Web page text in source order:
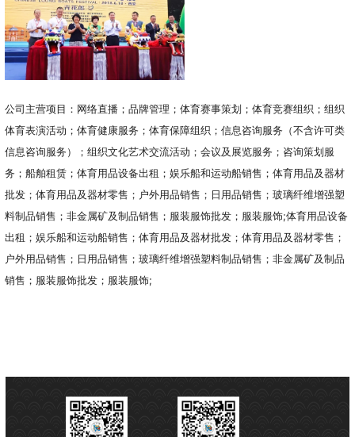
公司主营项目：网络直播；品牌管理；体育赛事策划；体育竞赛组织；组织
体育表演活动；体育健康服务；体育保障组织；信息咨询服务（不含许可类
信息咨询服务）；组织文化艺术交流活动；会议及展览服务；咨询策划服
务；船舶租赁；体育用品设备出租；娱乐船和运动船销售；体育用品及器材
批发；体育用品及器材零售；户外用品销售；日用品销售；玻璃纤维增强塑
料制品销售；非金属矿及制品销售；服装服饰批发；服装服饰;体育用品设备
出租；娱乐船和运动船销售；体育用品及器材批发；体育用品及器材零售；
户外用品销售；日用品销售；玻璃纤维增强塑料制品销售；非金属矿及制品
销售；服装服饰批发；服装服饰;